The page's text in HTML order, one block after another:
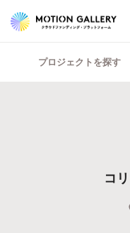
プロジェクトを探す
コ